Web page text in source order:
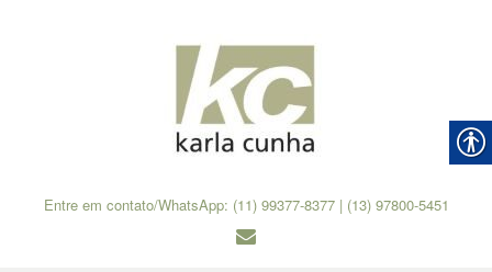
Entre em contato/WhatsApp: (11) 99377-8377 | (13) 97800-5451